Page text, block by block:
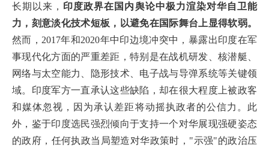
长期以来，
印度政界在国内舆论中极力渲染对华自卫能
力，刻意淡化技术短板，以避免在国际舞台上显得软弱。
然而，2017年和2020年中印边境冲突中，暴露出印度在军
事现代化方面的严重差距，特别是在战机研发、核潜艇、
网络与太空能力、隐形技术、电子战与导弹系统等关键领
域。印度军方一直承认这些缺陷，却在很大程度上被政客
和媒体忽视，因为承认差距将动摇执政者的公信力。此
外，鉴于印度选民强烈倾向于支持一个对华展现强硬姿态
的政府，任何执政当局塑造对华政策时，"示强"的政治压